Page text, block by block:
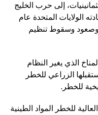
إلى حرب الخليج
الولايات المتحدة عام
وصعود وسقوط تنظيم
الذي يغير النظام
الزراعي للخطر
للخطر.
للخطر المواد الطينية